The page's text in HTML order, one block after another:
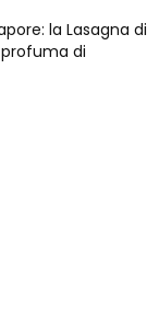
la Lasagna di
di